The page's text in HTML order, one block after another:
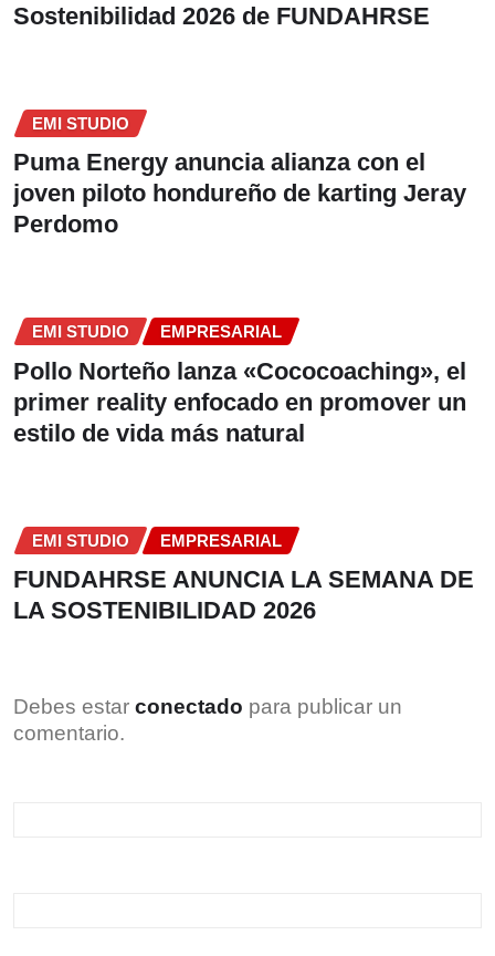
Sostenibilidad 2026 de FUNDAHRSE
EMI STUDIO
Puma Energy anuncia alianza con el
joven piloto hondureño de karting Jeray
Perdomo
EMI STUDIO EMPRESARIAL
Pollo Norteño lanza «Cococoaching», el
primer reality enfocado en promover un
estilo de vida más natural
EMI STUDIO EMPRESARIAL
FUNDAHRSE ANUNCIA LA SEMANA DE
LA SOSTENIBILIDAD 2026
Debes estar conectado para publicar un
comentario.